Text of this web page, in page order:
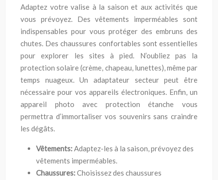
Adaptez votre valise à la saison et aux activités que
vous prévoyez. Des vêtements imperméables sont
indispensables pour vous protéger des embruns des
chutes. Des chaussures confortables sont essentielles
pour explorer les sites à pied. N’oubliez pas la
protection solaire (crème, chapeau, lunettes), même par
temps nuageux. Un adaptateur secteur peut être
nécessaire pour vos appareils électroniques. Enfin, un
appareil photo avec protection étanche vous
permettra d’immortaliser vos souvenirs sans craindre
les dégâts.
Vêtements:Adaptez-les à la saison, prévoyez des
vêtements imperméables.
Chaussures:Choisissez des chaussures